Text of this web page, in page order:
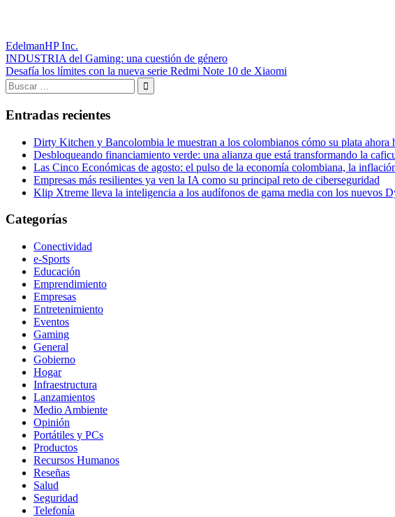
EdelmanHP Inc.
Navegación
de
entradas
Entrada
anterior:
INDUSTRIA del Gaming: una cuestión de género
Entrada
siguiente:
Desafía los límites con la nueva serie Redmi Note 10 de Xiaomi
Buscar:
Buscar
Entradas recientes
Dirty Kitchen y Bancolombia le muestran a los colombianos cómo su plata ahora
Desbloqueando financiamiento verde: una alianza que está transformando la
Las Cinco Económicas de agosto: el pulso de la economía colombiana, la
Empresas más resilientes ya ven la IA como su principal reto de ciberseguridad
Klip Xtreme lleva la inteligencia a los audífonos de gama media con los nuevos
Categorías
Conectividad
e-Sports
Educación
Emprendimiento
Empresas
Entretenimiento
Eventos
Gaming
General
Gobierno
Hogar
Infraestructura
Lanzamientos
Medio Ambiente
Opinión
Portátiles y PCs
Productos
Recursos Humanos
Reseñas
Salud
Seguridad
Telefonía